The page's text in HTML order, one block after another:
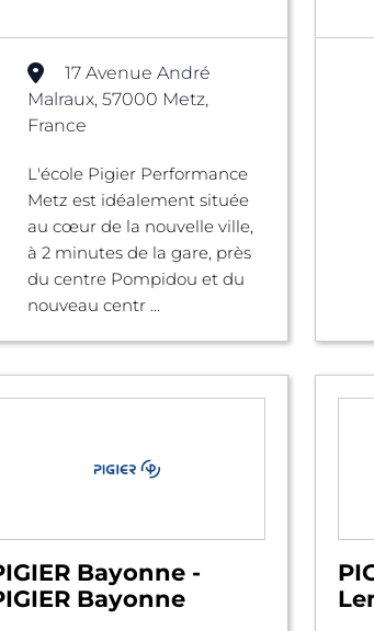
17 Avenue André
Malraux, 57000 Metz,
France
L'école Pigier Performance
Metz est idéalement située
au cœur de la nouvelle ville,
à 2 minutes de la gare, près
du centre Pompidou et du
nouveau centr ...
Bayonne -
Bayonne